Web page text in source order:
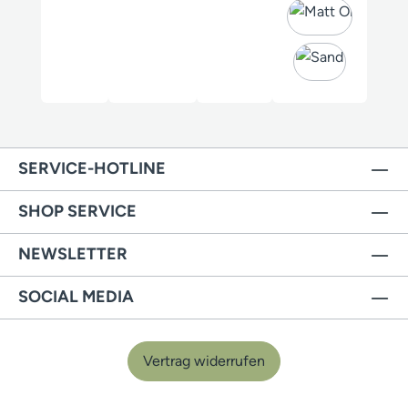
SERVICE-HOTLINE
SHOP SERVICE
NEWSLETTER
SOCIAL MEDIA
Vertrag widerrufen